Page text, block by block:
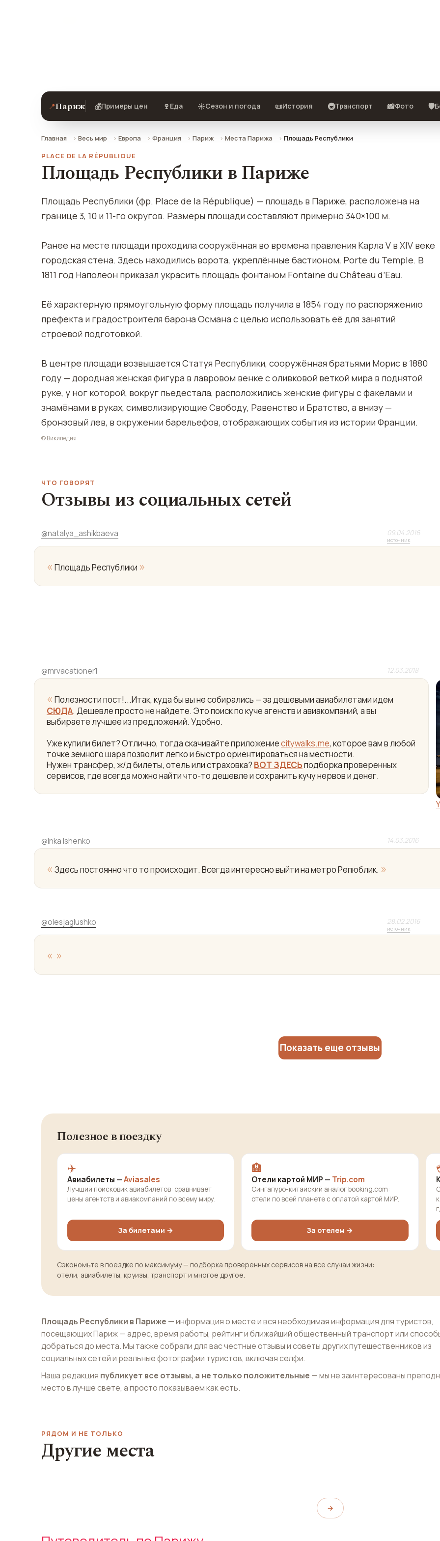
📍Париж 💰Примеры цен 🍷 Еда ☀️Сезон и погода 📜История 🚇Транспорт 📸Фото 🛡️
Главная Весь мир Европа Франция Париж Места Парижа
Площадь Республики
PLACE DE LA RÉPUBLIQUE
Площадь Республики в Париже
Площадь Республики (фр. Place de la République) — площадь в Париже, расположена на
границе 3, 10 и 11-го округов. Размеры площади составляют примерно 340×100 м.
Ранее на месте площади проходила сооружённая во времена правления Карла V в XIV веке
городская стена. Здесь находились ворота, укреплённые бастионом, Porte du Temple. В
1811 год Наполеон приказал украсить площадь фонтаном Fontaine du Château d’Eau.
Её характерную прямоугольную форму площадь получила в 1854 году по распоряжению
префекта и градостроителя барона Османа с целью использовать её для занятий
строевой подготовкой.
В центре площади возвышается Статуя Республики, сооружённая братьями Морис в 1880
году — дородная женская фигура в лавровом венке с оливковой веткой мира в поднятой
руке, у ног которой, вокруг пьедестала, расположились женские фигуры с факелами и
знамёнами в руках, символизирующие Свободу, Равенство и Братство, а внизу —
бронзовый лев, в окружении барельефов, отображающих события из истории Франции.
© Википедия
ЧТО ГОВОРЯТ
Отзывы из социальных сетей
@natalya_ashikbaeva 09.04.2016
источник
« Площадь Республики »
@mrvacationer1 12.03.2018
« Полезности пост!...Итак, куда бы вы не собирались — за дешевыми авиабилетами идем
СЮДА. Дешевле просто не найдете. Это поиск по куче агенств и авиакомпаний, а вы
выбираете лучшее из предложений. Удобно.
Уже купили билет? Отлично, тогда скачивайте приложениеcitywalks.me, которое вам в любой
точке земного шара позволит легко и быстро ориентироваться на местности.
Нужен трансфер, ж/д билеты, отель или страховка? ВОТ ЗДЕСЬподборка проверенных
сервисов, где всегда можно найти что-то дешевле и сохранить кучу нервов и денег.
@Inka Ishenko 14.03.2016
« Здесь постоянно что то происходит. Всегда интересно выйти на метро Репюблик. »
@olesjaglushko 28.02.2016
источник
« »
Показать еще отзывы
Полезное в поездку
✈️
Авиабилеты —Aviasales
Лучший поисковик авиабилетов: сравнивает
цены агентств и авиакомпаний по всему миру.
За билетами →
🏨
Отели картой МИР — Trip.com
Сингапуро-китайский аналог booking.com:
отели по всей планете с оплатой картой МИР.
За отелем →
Сэкономьте в поездке по максимуму — подборка проверенных сервисов на все случаи жизни:
отели, авиабилеты, круизы, транспорт и многое другое.
Площадь Республики в Париже — информация о месте и вся необходимая информация для туристов,
посещающих Париж — адрес, время работы, рейтинг и ближайший общественный транспорт или
добраться до места. Мы также собрали для вас честные отзывы и советы других путешественников из
социальных сетей и реальные фотографии туристов, включая селфи.
Наша редакция публикует все отзывы, а не только положительные — мы не заинтересованы
место в лучше свете, а просто показываем как есть.
РЯДОМ И НЕ ТОЛЬКО
Другие места
Последний бар перед
концом света
→